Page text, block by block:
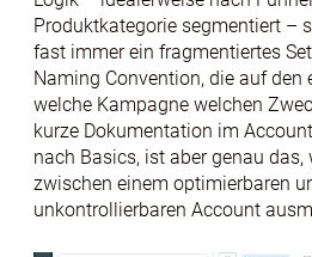
Produktkategorie segmentiert –
fast immer ein fragmentiertes
Naming Convention, die auf den
welche Kampagne welchen
kurze Dokumentation im
nach Basics, ist aber genau das,
zwischen einem optimierbaren
unkontrollierbaren Account